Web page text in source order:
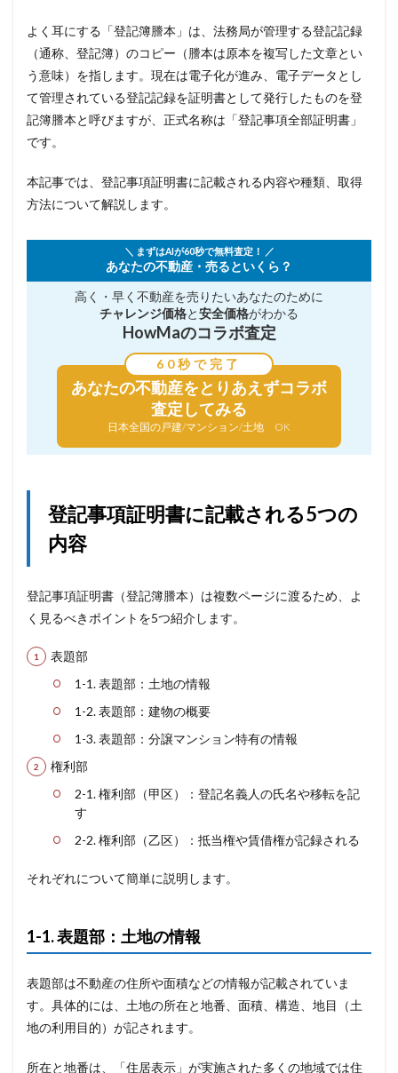
よく耳にする「登記簿謄本」は、法務局が管理する登記記録
（通称、登記簿）のコピー（謄本は原本を複写した文章とい
う意味）を指します。現在は電子化が進み、電子データとし
て管理されている登記記録を証明書として発行したものを登
記簿謄本と呼びますが、正式名称は「登記事項全部証明書」
です。
本記事では、登記事項証明書に記載される内容や種類、取得
方法について解説します。
＼ まずはAIが60秒で無料査定！ ／
あなたの不動産・売るといくら？
高く・早く不動産を売りたいあなたのために
チャレンジ価格と安全価格がわかる
HowMaのコラボ査定
60秒で完了
あなたの不動産をとりあえずコラボ
査定してみる
日本全国の戸建/マンション/土地 OK
登記事項証明書に記載される5つの
内容
登記事項証明書（登記簿謄本）は複数ページに渡るため、よ
く見るべきポイントを5つ紹介します。
表題部
1-1. 表題部：土地の情報
1-2. 表題部：建物の概要
1-3. 表題部：分譲マンション特有の情報
権利部
2-1. 権利部（甲区）：登記名義人の氏名や移転を記
す
2-2. 権利部（乙区）：抵当権や賃借権が記録される
それぞれについて簡単に説明します。
1-1. 表題部：土地の情報
表題部は不動産の住所や面積などの情報が記載されていま
す。具体的には、土地の所在と地番、面積、構造、地目（土
地の利用目的）が記されます。
所在と地番は、「住居表示」が実施された多くの地域では住